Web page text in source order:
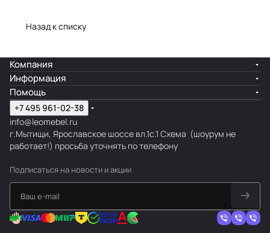
Назад к списку
Компания
Информация
Помощь
+7 495 961-02-38
info@leomebel.ru
г.Мытищи, Ярославское шоссе вл.1с.1 Схема (шоурум не
работает!) просьба уточнять по телефону
Подписаться на новости и акции